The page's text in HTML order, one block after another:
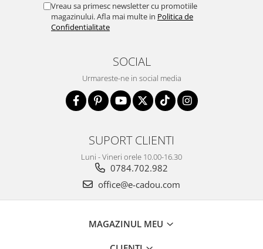
Vreau sa primesc newsletter cu promotiile
magazinului. Afla mai multe in Politica de
Confidentialitate
SOCIAL
Urmareste-ne in social media
SUPORT CLIENTI
Luni - Vineri orele 10.00-16.30
0784.702.982
office@e-cadou.com
MAGAZINUL MEU